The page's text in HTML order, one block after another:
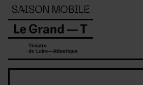
Panneau de gestion des cookies